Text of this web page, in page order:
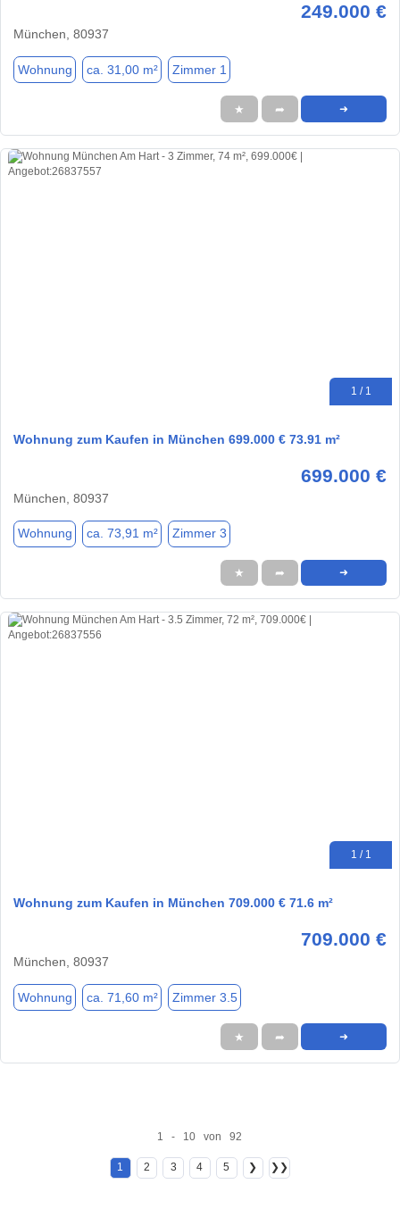
249.000 €
München, 80937
Wohnung ca. 31,00 m² Zimmer 1
★ ➦ ➜
1 / 1
Wohnung zum Kaufen in München 699.000 € 73.91 m²
699.000 €
München, 80937
Wohnung ca. 73,91 m² Zimmer 3
★ ➦ ➜
1 / 1
Wohnung zum Kaufen in München 709.000 € 71.6 m²
709.000 €
München, 80937
Wohnung ca. 71,60 m² Zimmer 3.5
★ ➦ ➜
1 - 10 von 92
1 2 3 4 5 ❯ ❯❯